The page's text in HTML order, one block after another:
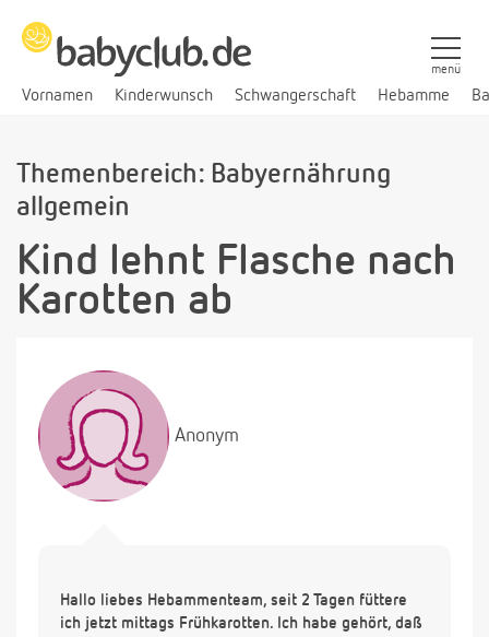
Vornamen Kinderwunsch Schwangerschaft Hebamme
menü
Themenbereich: Babyernährung
allgemein
Kind lehnt Flasche nach
Karotten ab
Anonym
Hallo liebes Hebammenteam, seit 2 Tagen füttere
ich jetzt mittags Frühkarotten. Ich habe gehört, daß